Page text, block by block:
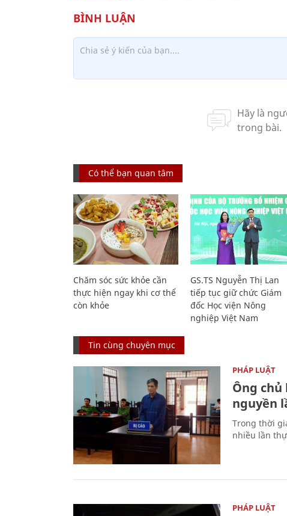
Có thể bạn quan tâm
Chăm sóc sức khỏe cần
thực hiện ngay khi cơ thể
còn khỏe
GS.TS Nguyễn Thị Lan
tiếp tục giữ chức Giám
đốc Học viện Nông
nghiệp Việt Nam
Tin cùng chuyên mục
PHÁP LUẬT
Ông
nguyền
Trong thời
nhiều lần
PHÁP LUẬT